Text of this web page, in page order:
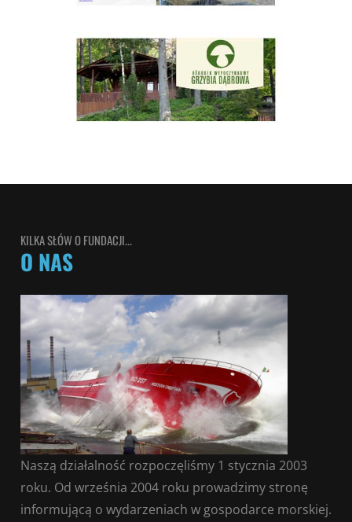
KILKA SŁÓW O FUNDACJI...
O NAS
Naszą działalność rozpoczęliśmy 1 stycznia 2003
roku. Od września 2004 roku prowadzimy stronę
informującą o wydarzeniach w gospodarce morskiej.